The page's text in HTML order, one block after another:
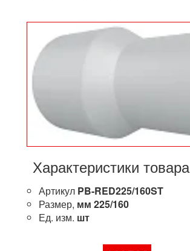
Характеристики товара
Артикул PB-RED225/160ST
Размер, мм 225/160
Ед. изм. шт